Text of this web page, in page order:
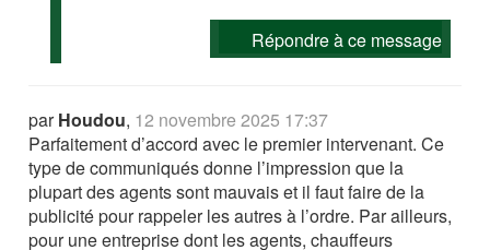
Répondre à ce message
parHoudou, 12 novembre 2025 17:37
Parfaitement d’accord avec le premier intervenant. Ce
type de communiqués donne l’impression que la
plupart des agents sont mauvais et il faut faire de la
publicité pour rappeler les autres à l’ordre. Par ailleurs,
pour une entreprise dont les agents, chauffeurs